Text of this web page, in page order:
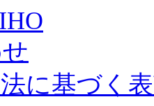
に基づく